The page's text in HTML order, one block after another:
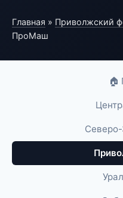
Главная » Приволжский
ПроМаш
🏠